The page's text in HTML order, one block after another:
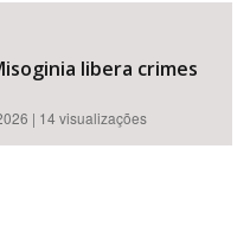
libera crimes
| 14 visualizações